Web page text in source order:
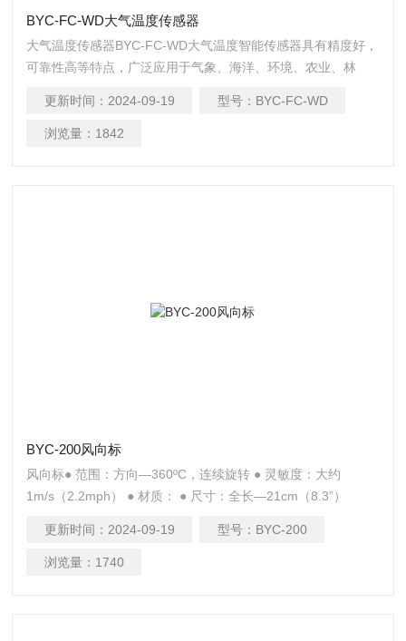
BYC-FC-WD大气温度传感器
大气温度传感器BYC-FC-WD大气温度智能传感器具有精度好，
可靠性高等特点，广泛应用于气象、海洋、环境、农业、林
更新时间： 2024-09-19 型号： BYC-FC-WD
浏览量： 1842
BYC-200风向标
风向标● 范围：方向—360ºC，连续旋转 ● 灵敏度：大约
1m/s（2.2mph） ● 材质： ● 尺寸：全长—21cm（8.3”）
更新时间： 2024-09-19 型号： BYC-200
浏览量： 1740